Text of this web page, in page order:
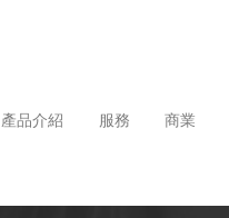
產品介紹 服務 商業